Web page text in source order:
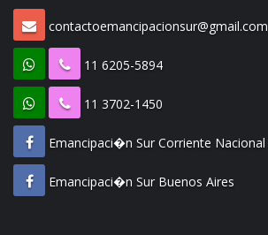
contactoemancipacionsur@gmail.com
11 6205-5894
11 3702-1450
Emancipaci�n Sur Corriente Nacional
Emancipaci�n Sur Buenos Aires